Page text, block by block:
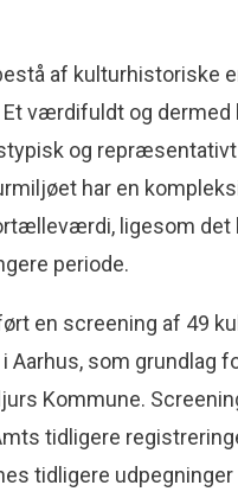
af kulturhistoriske
værdifuldt og
og
har en
ligesom det
periode.
en screening af 49
Aarhus, som grundlag
Kommune.
tidligere
tidligere